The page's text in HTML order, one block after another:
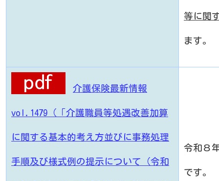
等に関
ます。
介護保険最新情報
vol.1479（「介護職員等処遇改善加算
に関する基本的考え方並びに事務処理
手順及び様式例の提示について（令和
令和８
です。